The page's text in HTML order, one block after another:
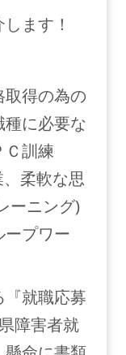
ます！
得の為の
に必要な
Ｃ訓練
柔軟な思
ーニング)
プワー
就職応募
障害者就